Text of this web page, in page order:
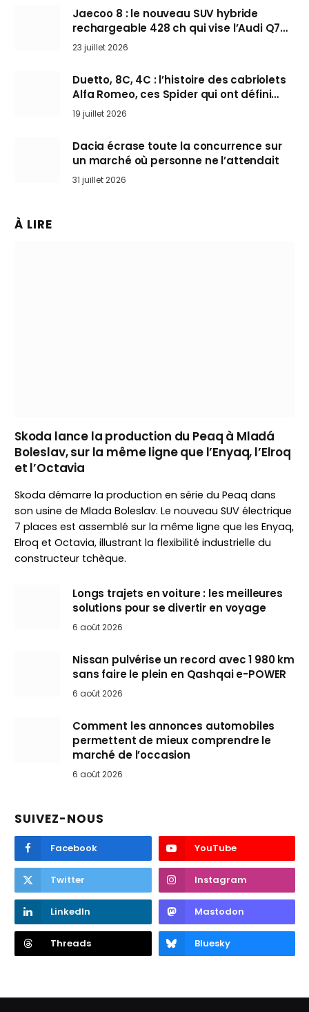
Jaecoo 8 : le nouveau SUV hybride
rechargeable 428 ch qui vise l’Audi Q7
arrive en Europe cet automne
23 juillet 2026
Duetto, 8C, 4C : l’histoire des cabriolets
Alfa Romeo, ces Spider qui ont défini
l’art de rouler cheveux au vent
19 juillet 2026
Dacia écrase toute la concurrence sur
un marché où personne ne l’attendait
31 juillet 2026
À LIRE
Skoda lance la production du Peaq à Mladá
Boleslav, sur la même ligne que l’Enyaq, l’Elroq
et l’Octavia
Skoda démarre la production en série du Peaq dans
son usine de Mlada Boleslav. Le nouveau SUV électrique
7 places est assemblé sur la même ligne que les Enyaq,
Elroq et Octavia, illustrant la flexibilité industrielle du
constructeur tchèque.
Longs trajets en voiture : les meilleures
solutions pour se divertir en voyage
6 août 2026
Nissan pulvérise un record avec 1 980 km
sans faire le plein en Qashqai e-POWER
6 août 2026
Comment les annonces automobiles
permettent de mieux comprendre le
marché de l’occasion
6 août 2026
SUIVEZ-NOUS
Facebook YouTube
Twitter Instagram
LinkedIn Mastodon
Threads Bluesky